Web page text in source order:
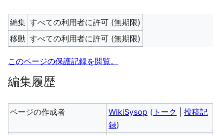
編集 すべての利用者に許可 (無期限)
移動 すべての利用者に許可 (無期限)
このページの保護記録を閲覧。
編集履歴
ページの作成者 WikiSysop ( トーク |投稿記
録)